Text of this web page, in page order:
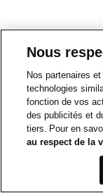
Nous
Nos partenaires
technologies
fonction de vos
des publicités et
tiers. Pour en
au respect de la